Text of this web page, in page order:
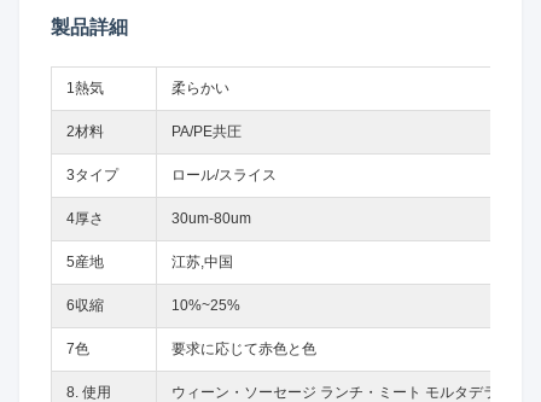
製品詳細
1熱気 柔らかい
2材料 PA/PE共圧
3タイプ ロール/スライス
4厚さ 30um-80um
5産地 江苏,中国
6収縮 10%~25%
7色 要求に応じて赤色と色
8. 使用 ウィーン・ソーセージ ランチ・ミート モルタデラなど